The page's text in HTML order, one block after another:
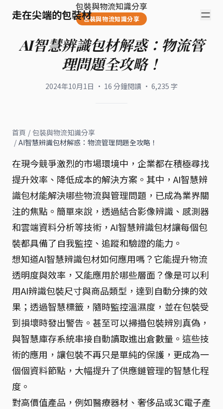
走在尖端的包裝材
包裝與物流知識分享
包裝與物流知識分享
AI智慧辨識包材解惑：物流管
理問題全攻略！
2024年10月1日 · 16 分鐘閱讀 · 6,235 字
首頁 / 包裝與物流知識分享
/ AI智慧辨識包材解惑：物流管理問題全攻略！
在現今競爭激烈的市場環境中，企業都在積極尋找
提升效率、降低成本的解決方案。其中，AI智慧辨
識包材能解決哪些物流與管理問題，已成為業界關
注的焦點。簡單來說，透過結合影像辨識、感測器
和雲端資料分析等技術，AI智慧辨識包材讓每個包
裝都具備了自我監控、追蹤和驗證的能力。
想知道AI智慧辨識包材如何應用嗎？它能提升物流
透明度與效率，又能應用於哪些層面？像是可以利
用AI辨識包裝尺寸與商品類型，達到自動分揀的效
果；透過智慧標籤，隨時監控溫濕度，並在包裝受
到損壞時發出警告。甚至可以掃描包裝辨別真偽，
與智慧庫存系統串接自動讀取進出倉數量。這些技
術的應用，讓包裝不再只是單純的保護，更成為一
個個資料節點，大幅提升了供應鏈管理的智慧化程
度。
對高價值產品，例如醫療器材、奢侈品或3C電子產